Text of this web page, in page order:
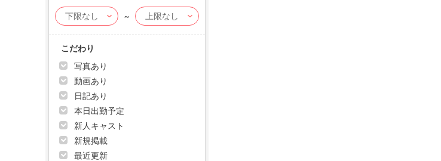
～
こだわり
写真あり
動画あり
日記あり
本日出勤予定
新人キャスト
新規掲載
最近更新